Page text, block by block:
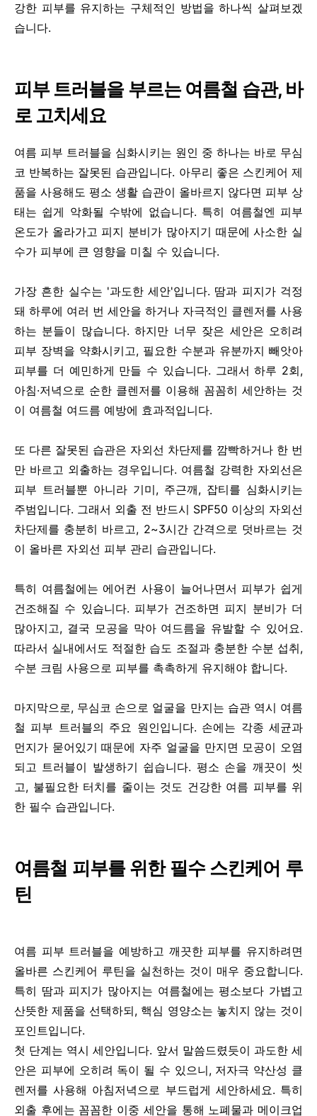
강한 피부를 유지하는 구체적인 방법을 하나씩 살펴보겠
습니다.
피부 트러블을 부르는 여름철 습관, 바
로 고치세요
여름 피부 트러블을 심화시키는 원인 중 하나는 바로 무심
코 반복하는 잘못된 습관입니다. 아무리 좋은 스킨케어 제
품을 사용해도 평소 생활 습관이 올바르지 않다면 피부 상
태는 쉽게 악화될 수밖에 없습니다. 특히 여름철엔 피부
온도가 올라가고 피지 분비가 많아지기 때문에 사소한 실
수가 피부에 큰 영향을 미칠 수 있습니다.
가장 흔한 실수는 '과도한 세안'입니다. 땀과 피지가 걱정
돼 하루에 여러 번 세안을 하거나 자극적인 클렌저를 사용
하는 분들이 많습니다. 하지만 너무 잦은 세안은 오히려
피부 장벽을 약화시키고, 필요한 수분과 유분까지 빼앗아
피부를 더 예민하게 만들 수 있습니다. 그래서 하루 2회,
아침·저녁으로 순한 클렌저를 이용해 꼼꼼히 세안하는 것
이 여름철 여드름 예방에 효과적입니다.
또 다른 잘못된 습관은 자외선 차단제를 깜빡하거나 한 번
만 바르고 외출하는 경우입니다. 여름철 강력한 자외선은
피부 트러블뿐 아니라 기미, 주근깨, 잡티를 심화시키는
주범입니다. 그래서 외출 전 반드시 SPF50 이상의 자외선
차단제를 충분히 바르고, 2~3시간 간격으로 덧바르는 것
이 올바른 자외선 피부 관리 습관입니다.
특히 여름철에는 에어컨 사용이 늘어나면서 피부가 쉽게
건조해질 수 있습니다. 피부가 건조하면 피지 분비가 더
많아지고, 결국 모공을 막아 여드름을 유발할 수 있어요.
따라서 실내에서도 적절한 습도 조절과 충분한 수분 섭취,
수분 크림 사용으로 피부를 촉촉하게 유지해야 합니다.
마지막으로, 무심코 손으로 얼굴을 만지는 습관 역시 여름
철 피부 트러블의 주요 원인입니다. 손에는 각종 세균과
먼지가 묻어있기 때문에 자주 얼굴을 만지면 모공이 오염
되고 트러블이 발생하기 쉽습니다. 평소 손을 깨끗이 씻
고, 불필요한 터치를 줄이는 것도 건강한 여름 피부를 위
한 필수 습관입니다.
여름철 피부를 위한 필수 스킨케어 루
틴
여름 피부 트러블을 예방하고 깨끗한 피부를 유지하려면
올바른 스킨케어 루틴을 실천하는 것이 매우 중요합니다.
특히 땀과 피지가 많아지는 여름철에는 평소보다 가볍고
산뜻한 제품을 선택하되, 핵심 영양소는 놓치지 않는 것이
포인트입니다.
첫 단계는 역시 세안입니다. 앞서 말씀드렸듯이 과도한 세
안은 피부에 오히려 독이 될 수 있으니, 저자극 약산성 클
렌저를 사용해 아침저녁으로 부드럽게 세안하세요. 특히
외출 후에는 꼼꼼한 이중 세안을 통해 노폐물과 메이크업